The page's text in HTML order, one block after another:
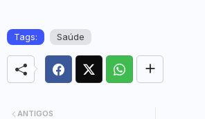
Tags: Saúde
ANTIGOS